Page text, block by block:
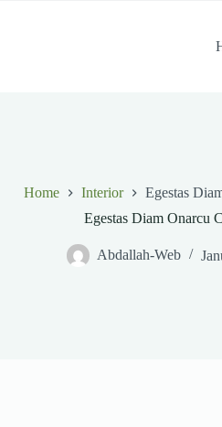
Home Interior
Egestas
Egestas Diam Onarcu
Abdallah-Web